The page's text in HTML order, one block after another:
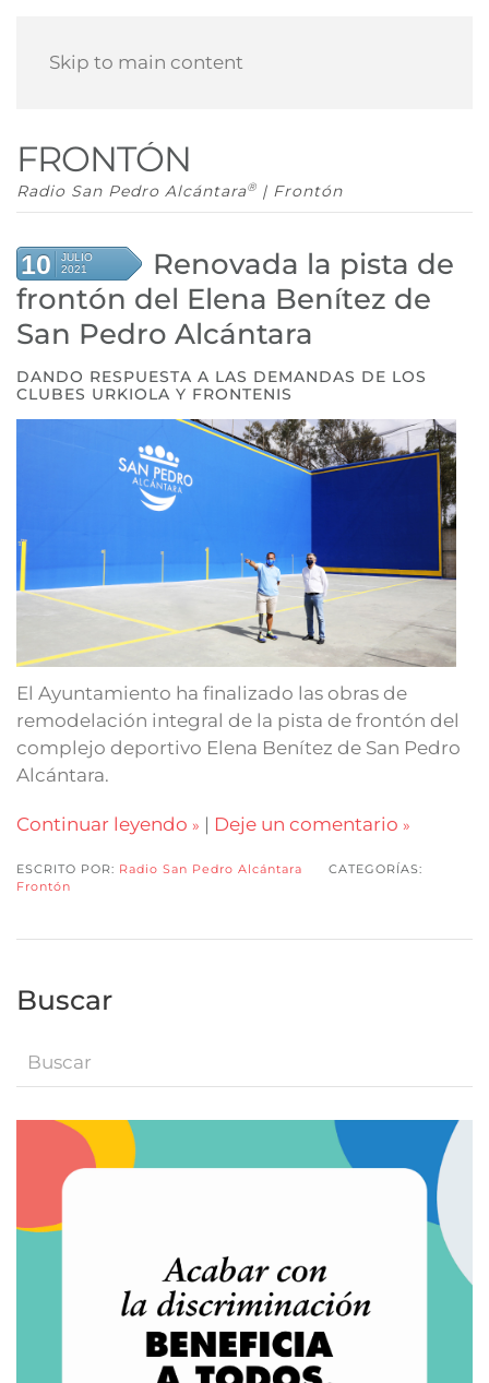
Skip to main content
FRONTÓN
Radio San Pedro Alcántara® | Frontón
10
JULIO
2021
Renovada la pista de
frontón del Elena Benítez de
San Pedro Alcántara
DANDO RESPUESTA A LAS DEMANDAS DE LOS
CLUBES URKIOLA Y FRONTENIS
El Ayuntamiento ha finalizado las obras de
remodelación integral de la pista de frontón del
complejo deportivo Elena Benítez de San Pedro
Alcántara.
Continuar leyendo | Deje un comentario
ESCRITO POR: Radio San Pedro Alcántara
CATEGORÍAS:
Frontón
Buscar